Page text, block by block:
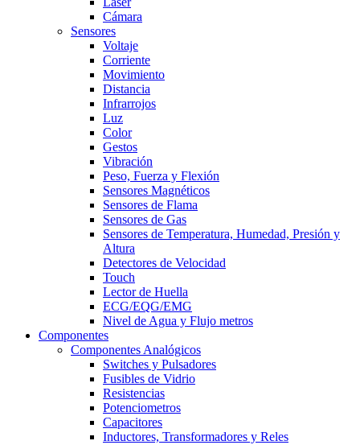
Cámara
Sensores
Voltaje
Corriente
Movimiento
Distancia
Infrarrojos
Luz
Color
Gestos
Vibración
Peso, Fuerza y Flexión
Sensores Magnéticos
Sensores de Flama
Sensores de Gas
Sensores de Temperatura, Humedad, Presión y
Altura
Detectores de Velocidad
Touch
Lector de Huella
ECG/EQG/EMG
Nivel de Agua y Flujo metros
Componentes
Componentes Analógicos
Switches y Pulsadores
Fusibles de Vidrio
Resistencias
Potenciometros
Capacitores
Inductores, Transformadores y Reles